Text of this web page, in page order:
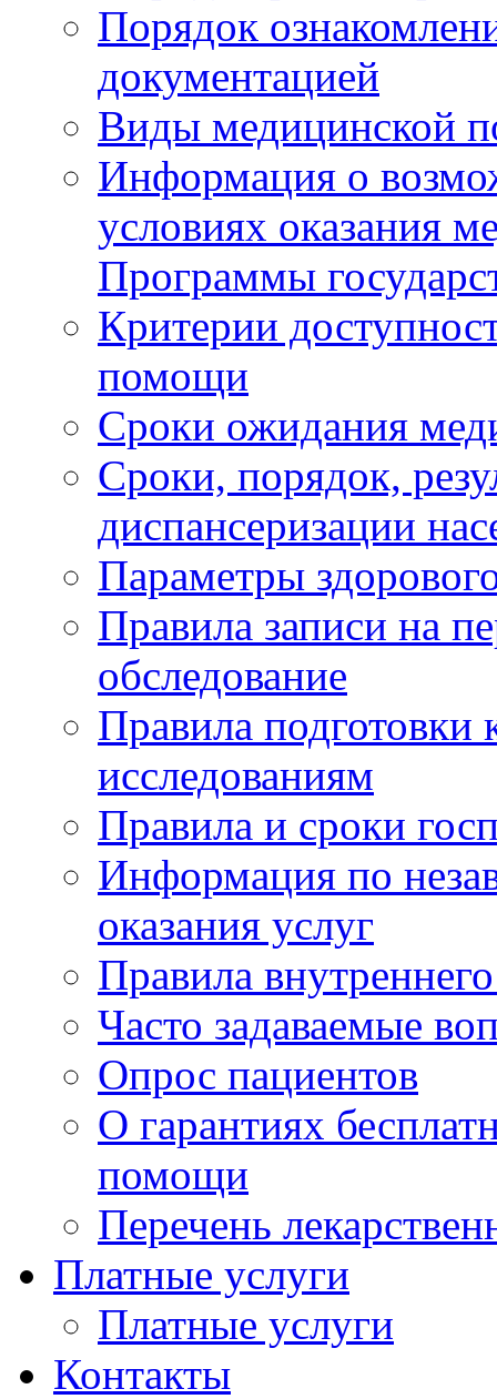
Порядок
документацией
Виды медицинской
Информация о
условиях оказания
Программы
Критерии
помощи
Сроки ожидания
Сроки, порядок,
диспансеризации
Параметры
Правила записи на
обследование
Правила подготовки
исследованиям
Правила и сроки
Информация по
оказания услуг
Правила
Часто задаваемые
Опрос пациентов
О гарантиях
помощи
Перечень
Платные услуги
Платные услуги
Контакты